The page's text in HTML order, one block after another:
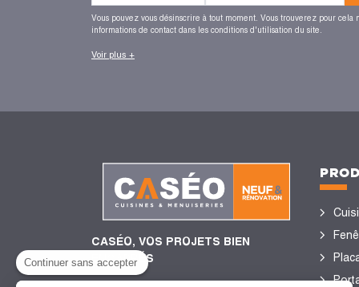
Continuer sans accepter
Vous pouvez vous désinscrire à tout moment. Vous trouverez pour cela
informations de contact dans les conditions d'utilisation du site.
Voir plus +
CASÉO, VOS PROJETS BIEN
ENCADRÉS